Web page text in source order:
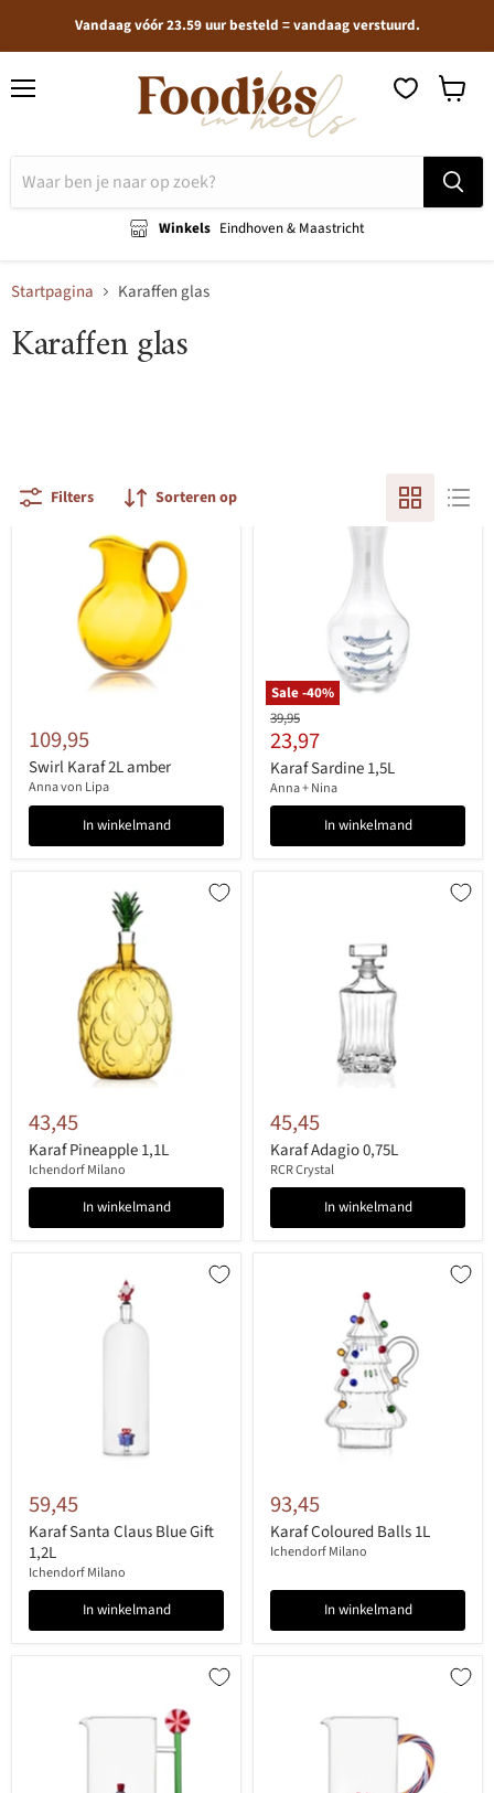
Vandaag vóór 23.59 uur besteld = vandaag verstuurd.
Winkels Eindhoven & Maastricht
Startpagina Karaffen glas
Karaffen glas
Filters Sorteren op
109,95
Swirl Karaf 2L amber
Anna von Lipa
In winkelmand
Sale -40%
Originele
prijs
39,95
Huidige
prijs
23,97
Karaf Sardine 1,5L
Anna + Nina
In winkelmand
43,45
Karaf Pineapple 1,1L
Ichendorf Milano
In winkelmand
45,45
Karaf Adagio 0,75L
RCR Crystal
In winkelmand
59,45
Karaf Santa Claus Blue Gift
1,2L
Ichendorf Milano
In winkelmand
93,45
Karaf Coloured Balls 1L
Ichendorf Milano
In winkelmand